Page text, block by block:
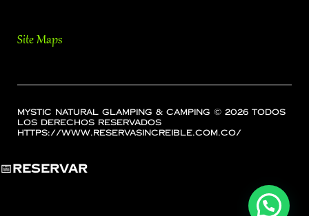
Site Maps
Mystic Natural Glamping & Camping © 2026 Todos
los Derechos Reservados
https://www.reservasincreible.com.co/
📅Reservar